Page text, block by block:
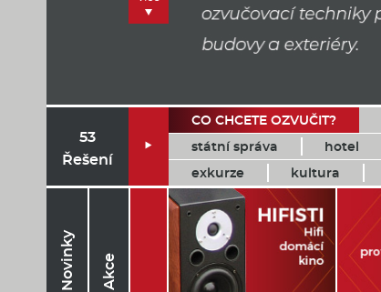
53
Řešení

CO CHCETE OZVUČIT?
státní správa
hotel
exkurze
kultura
Novinky Akce